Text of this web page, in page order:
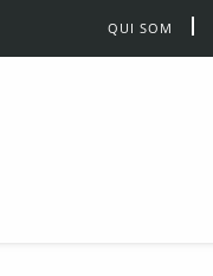
QUI SOM